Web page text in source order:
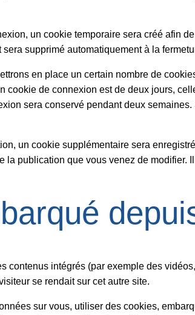
un cookie temporaire sera créé afin
supprimé automatiquement à la
en place un certain nombre de
cookie de connexion est de deux jours,
sera conservé pendant deux
un cookie supplémentaire sera
la publication que vous venez de modifier.
contenus intégrés (par exemple des
se rendait sur cet autre site.
sur vous, utiliser des cookies,